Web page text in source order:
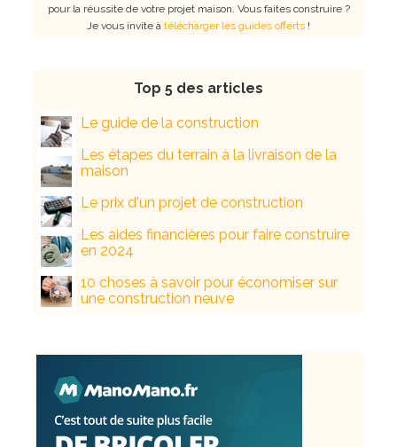
pour la réussite de votre projet maison. Vous faites construire ?
Je vous invite à télécharger les guides offerts !
Top 5 des articles
Le guide de la construction
Les étapes du terrain à la livraison de la
maison
Le prix d'un projet de construction
Les aides financières pour faire construire
en 2024
10 choses à savoir pour économiser sur
une construction neuve